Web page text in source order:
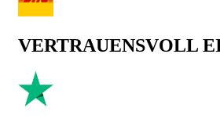
VERTRAUENSVOLL